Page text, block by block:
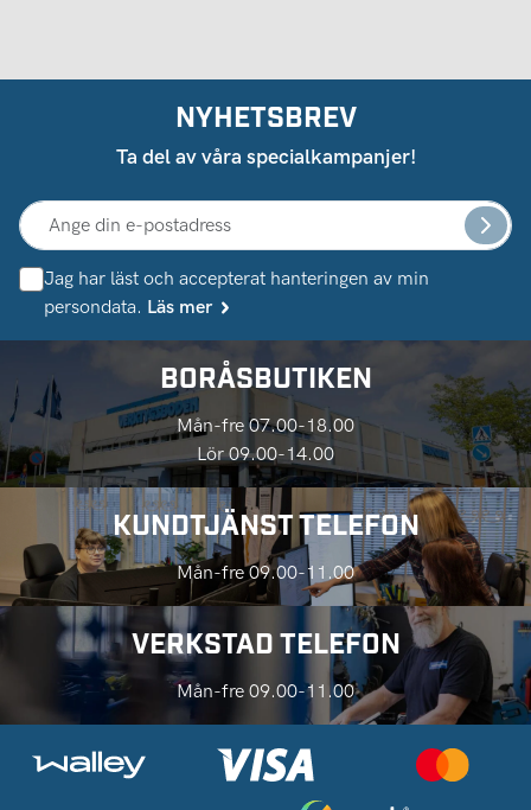
NYHETSBREV
Ta del av våra specialkampanjer!
Jag har läst och accepterat hanteringen av min
persondata. Läs mer
BORÅSBUTIKEN
Mån-fre 07.00-18.00
Lör 09.00-14.00
KUNDTJÄNST TELEFON
Mån-fre 09.00-11.00
VERKSTAD TELEFON
Mån-fre 09.00-11.00